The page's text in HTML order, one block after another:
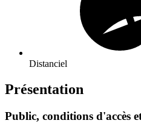
Distanciel
Présentation
Public, conditions d'accès